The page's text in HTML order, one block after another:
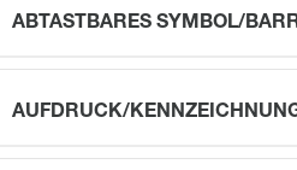
ABTASTBARES SYMBOL/
AUFDRUCK/